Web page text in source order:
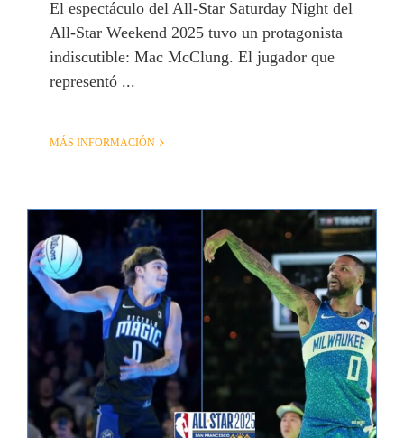
El espectáculo del All-Star Saturday Night del
All-Star Weekend 2025 tuvo un protagonista
indiscutible: Mac McClung. El jugador que
representó ...
MÁS INFORMACIÓN